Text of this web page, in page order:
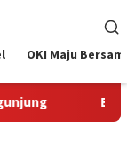
OKI Maju